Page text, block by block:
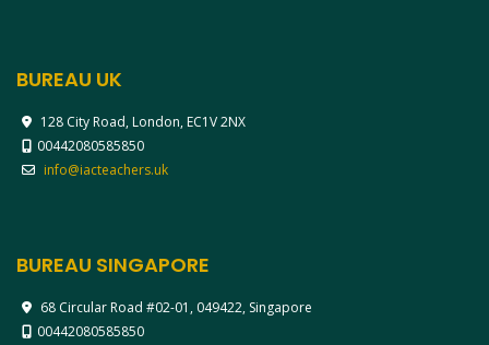
BUREAU UK
128 City Road, London, EC1V 2NX
00442080585850
info@iacteachers.uk
BUREAU SINGAPORE
68 Circular Road #02-01, 049422, Singapore
00442080585850